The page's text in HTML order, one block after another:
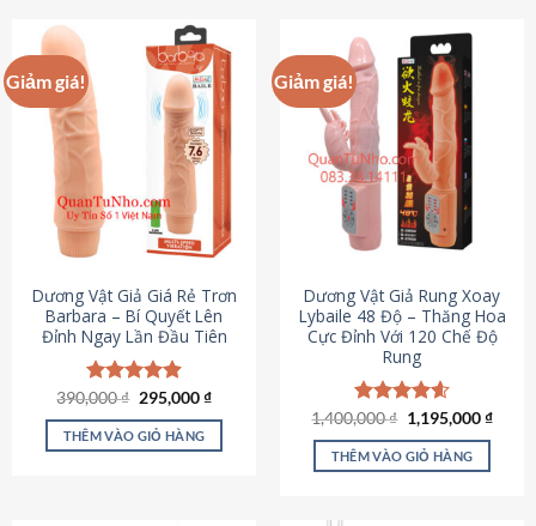
Giảm giá!
Dương Vật Giả Giá Rẻ Trơn
Barbara – Bí Quyết Lên
Đỉnh Ngay Lần Đầu Tiên
Được xếp
hạng4.90
5 sao
390,000₫ Giá
là:
390,000 ₫.
295,000₫Giá
tại
THÊM VÀO GIỎ HÀNG
Giảm giá!
Dương Vật Giả Rung Xoay
Lybaile 48 Độ – Thăng Hoa
Cực Đỉnh Với 120 Chế Độ
Rung
Được xếp
hạng4.62
5 sao
1,400,000₫ Giá
gốc
là:
1,400,000 ₫.
1,195,000₫Giá
THÊM VÀO GIỎ HÀNG